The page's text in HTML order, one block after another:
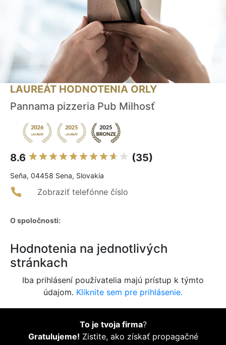
LAUREÁT HODNOTENIA ORLY
Pannama pizzeria Pub Milhosť
8.6 (35)
Seňa, 04458 Sena, Slovakia
Zobraziť telefónne číslo
O spoločnosti:
Hodnotenia na jednotlivých
stránkach
Iba prihlásení používatelia majú prístup k týmto
údajom. Kliknite sem pre prihlásenie.
To je tvoja firma?
Gratulujeme! Zistite, ako získať propagačné